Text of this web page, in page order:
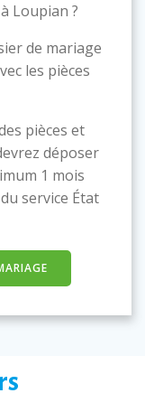
Loupian ?
de mariage
les pièces
pièces et
déposer
1 mois
service État